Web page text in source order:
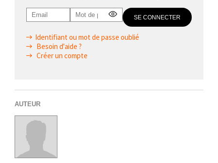
Identifiant ou mot de passe oublié
Besoin d'aide ?
Créer un compte
AUTEUR